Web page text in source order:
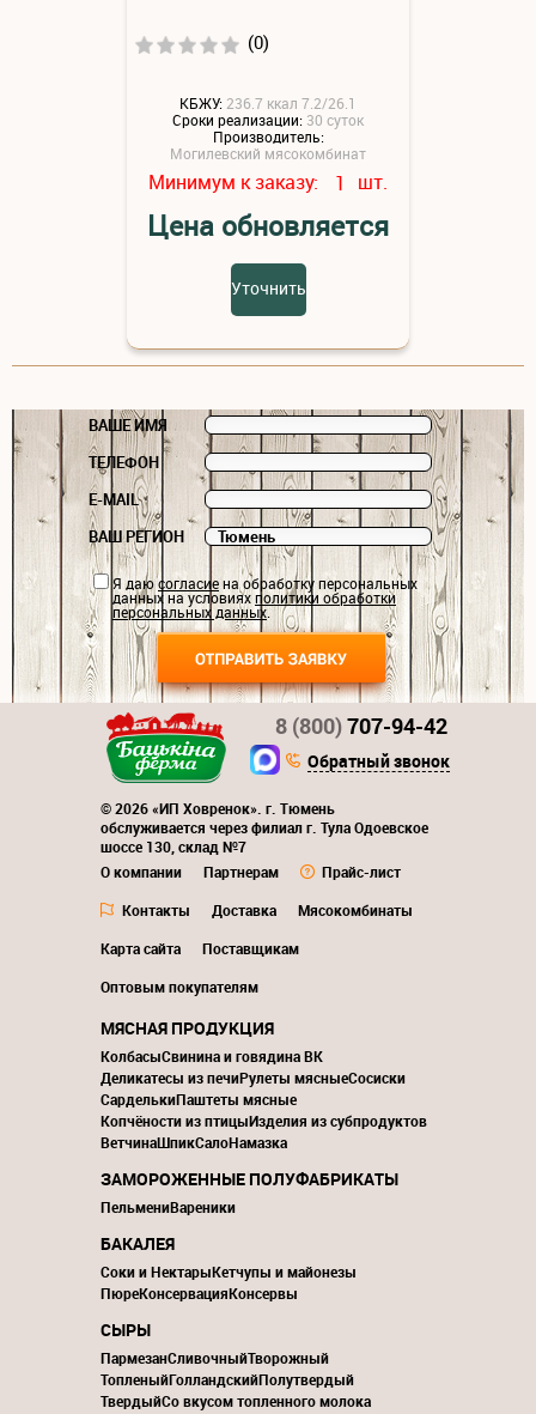
(0)
КБЖУ:236.7 ккал 7.2/26.1
Сроки реализации: 30 суток
Производитель:
Могилевский мясокомбинат
Минимум к заказу: 1 шт.
Цена обновляется
Уточнить
ВАШЕ ИМЯ
ТЕЛЕФОН
E-MAIL
ВАШ РЕГИОН
Я даюсогласиена обработку персональных
данных на условияхполитики обработки
персональных данных.
© 2026 «ИП Ховренок». г. Тюмень
обслуживается через филиал г. Тула Одоевское
шоссе 130, склад №7
О компании
Партнерам
Прайс-лист
Контакты
Доставка
Мясокомбинаты
Карта сайта
Поставщикам
Оптовым покупателям
8 (800)707-94-42
Обратный звонок
МЯСНАЯ ПРОДУКЦИЯ
КолбасыСвинина и говядина ВК
Деликатесы из печиРулеты мясныеСосиски
СарделькиПаштеты мясные
Копчёности из птицыИзделия из субпродуктов
ВетчинаШпикСалоНамазка
ЗАМОРОЖЕННЫЕ ПОЛУФАБРИКАТЫ
ПельмениВареники
БАКАЛЕЯ
Соки и НектарыКетчупы и майонезы
ПюреКонсервацияКонсервы
СЫРЫ
ПармезанСливочныйТворожный
ТопленыйГолландскийПолутвердый
ТвердыйСо вкусом топленного молока